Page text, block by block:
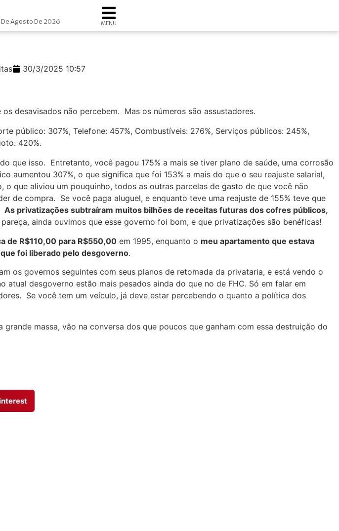
Agosto De 2026 MENU
30/3/2025 10:57
desavisados não percebem. Mas os números são assustadores.
que isso. Entretanto, você pagou 175% a mais se tiver plano de saúde, uma corrosão
aumentou 307%, o que significa que foi 153% a mais do que o seu reajuste salarial,
que aliviou um pouquinho, todos as outras parcelas de gasto de que você não
de compra. Se você paga aluguel, e enquanto teve uma reajuste de 155% teve que
As privatizações subtraíram muitos bilhões de receitas futuras dos cofres públicos,
ainda ouvimos que esse governo foi bom, e que privatizações são benéficas!
de R$110,00 para R$550,00 em 1995, enquanto o meu apartamento que estava
foi liberado pelo desgoverno.
os governos seguintes com seus planos de retomada da privataria, e está vendo o
desgoverno estão mais pesados ainda do que no de FHC. Só em falar em
Se você tem um veículo, já deve estar percebendo o quanto a política dos
massa, vão na conversa dos que poucos que ganham com essa destruição do